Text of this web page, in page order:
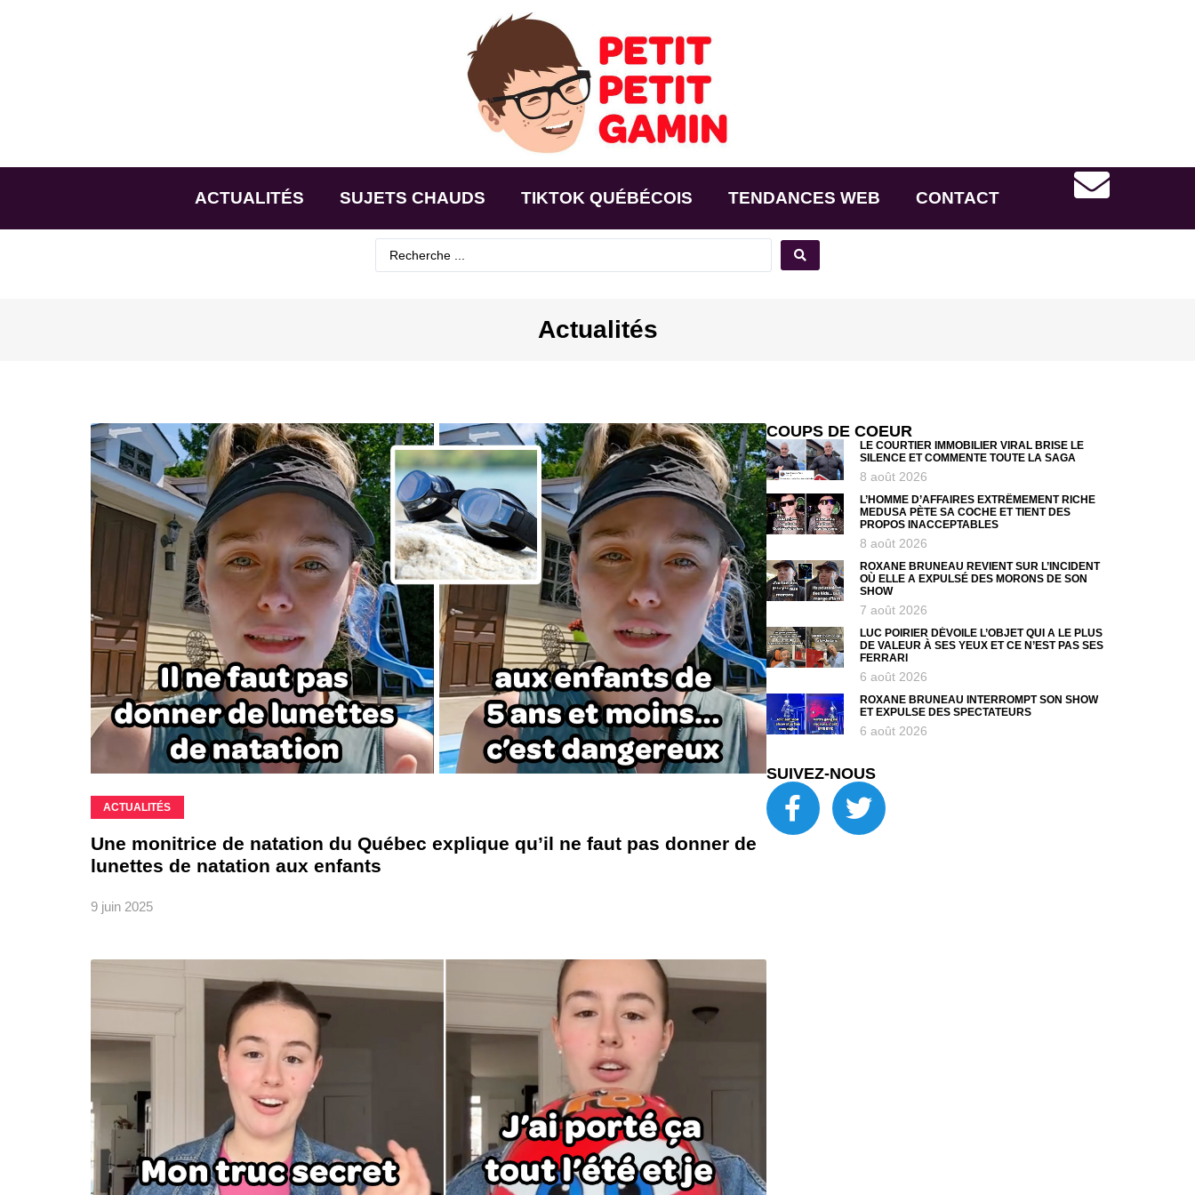
ACTUALITÉS SUJETS CHAUDS TIKTOK QUÉBÉCOIS TENDANCES WEB CONTACT
Actualités
ACTUALITÉS
Une monitrice de natation du Québec explique qu’il ne faut pas donner de
lunettes de natation aux enfants
9 juin 2025
COUPS DE COEUR
LE COURTIER IMMOBILIER VIRAL BRISE LE
SILENCE ET COMMENTE TOUTE LA SAGA
8 août 2026
L’HOMME D’AFFAIRES EXTRÊMEMENT RICHE
MEDUSA PÈTE SA COCHE ET TIENT DES
PROPOS INACCEPTABLES
8 août 2026
ROXANE BRUNEAU REVIENT SUR L’INCIDENT
OÙ ELLE A EXPULSÉ DES MORONS DE SON
SHOW
7 août 2026
LUC POIRIER DÉVOILE L’OBJET QUI A LE PLUS
DE VALEUR À SES YEUX ET CE N’EST PAS SES
FERRARI
6 août 2026
ROXANE BRUNEAU INTERROMPT SON SHOW
ET EXPULSE DES SPECTATEURS
6 août 2026
SUIVEZ-NOUS